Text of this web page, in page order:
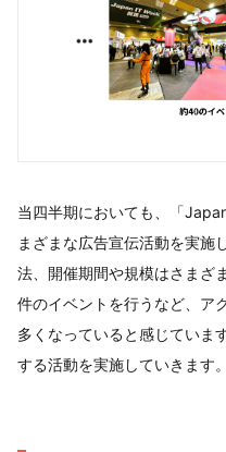
当四半期においても、「
まざまな広告宣伝活動を実施
法、開催期間や規模はさまざ
件のイベントを行うなど、ア
多くなっていると感じていま
する活動を実施していきます。